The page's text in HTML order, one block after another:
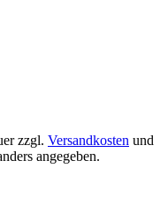
zzgl. Versandkosten und
angegeben.